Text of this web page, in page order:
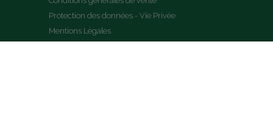
Protection des données - Vie Privée
Mentions Légales